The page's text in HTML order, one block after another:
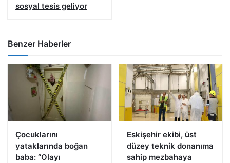
sosyal tesis geliyor
Benzer Haberler
Çocuklarını
yataklarında boğan
baba: “Olayı
Eskişehir ekibi, üst
düzey teknik donanıma
sahip mezbahaya